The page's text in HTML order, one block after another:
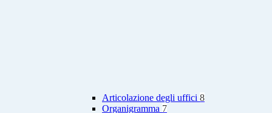
Articolazione degli uffici 8
Organigramma 7